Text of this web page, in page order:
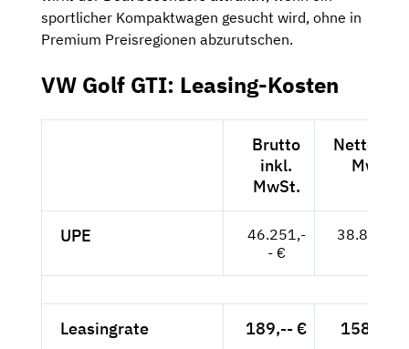
sportlicher Kompaktwagen gesucht wird, ohne in
Premium Preisregionen abzurutschen.
VW Golf GTI: Leasing-Kosten
Brutto
inkl.
MwSt.
Netto
MwSt.
UPE
46.251,-
- €
38.866,--
Leasingrate 189,-- € 158,82 €